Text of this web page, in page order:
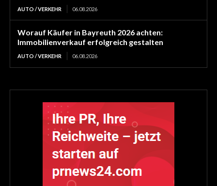
AUTO / VERKEHR 06.08.2026
Worauf Käufer in Bayreuth 2026 achten:
Immobilienverkauf erfolgreich gestalten
AUTO / VERKEHR 06.08.2026